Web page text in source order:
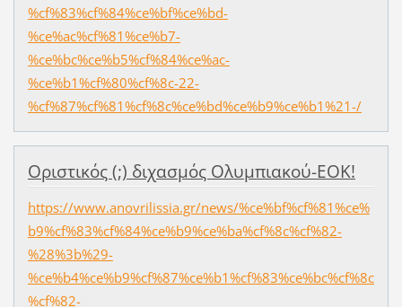
%cf%83%cf%84%ce%bf%ce%bd-
%ce%ac%cf%81%ce%b7-
%ce%bc%ce%b5%cf%84%ce%ac-
%ce%b1%cf%80%cf%8c-22-
%cf%87%cf%81%cf%8c%ce%bd%ce%b9%ce%b1%21-/
Οριστικός (;) διχασμός Ολυμπιακού-ΕΟΚ!
https://www.anovrilissia.gr/news/%ce%bf%cf%81%ce%
b9%cf%83%cf%84%ce%b9%ce%ba%cf%8c%cf%82-
%28%3b%29-
%ce%b4%ce%b9%cf%87%ce%b1%cf%83%ce%bc%cf%8c
%cf%82-